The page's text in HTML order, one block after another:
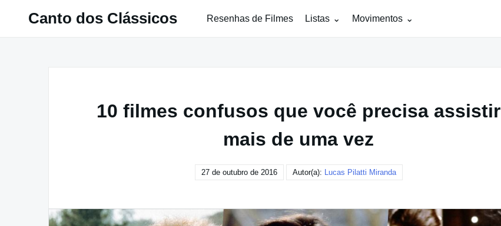
Canto dos Clássicos Resenhas de Filmes Listas Movimentos
10 filmes confusos que você precisa assistir
mais de uma vez
27 de outubro de 2016 Autor(a): Lucas Pilatti Miranda